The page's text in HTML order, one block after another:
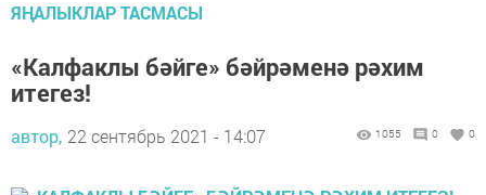
ЯҢАЛЫКЛАР ТАСМАСЫ
«Кал­фак­лы бәй­ге» бәй­рә­ме­нә рә­хим
ите­гез!
автор, 22 сентябрь 2021 - 14:07 1055 0 0